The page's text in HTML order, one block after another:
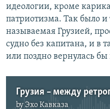
идеологии, кроме
патриотизма. Так было и
называемая Грузией,
судно без капитана, и в
или поздно вернулась
by Эхо Кавказа